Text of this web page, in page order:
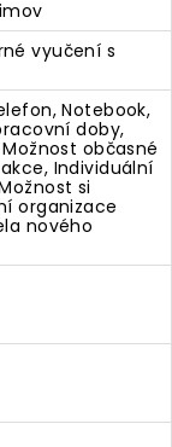
vyučení s
Notebook,
doby,
občasné
Individuální
si
organizace
nového